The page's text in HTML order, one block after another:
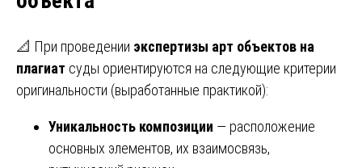
📐 При проведении экспертизы арт объектов на
плагиат суды ориентируются на следующие критерии
оригинальности (выработанные практикой):
Уникальность композиции — расположение
основных элементов, их взаимосвязь,